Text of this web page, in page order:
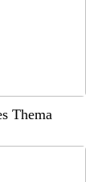
Thema